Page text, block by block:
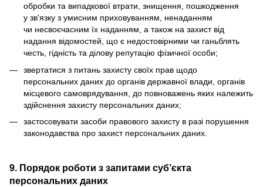
обробки та випадкової втрати, знищення, пошкодження
у зв'язку з умисним приховуванням, ненаданням
чи несвоєчасним їх наданням, а також на захист від
надання відомостей, що є недостовірними чи ганьблять
честь, гідність та ділову репутацію фізичної особи;
звертатися з питань захисту своїх прав щодо
персональних даних до органів державної влади, органів
місцевого самоврядування, до повноважень яких належить
здійснення захисту персональних даних;
застосовувати засоби правового захисту в разі порушення
законодавства про захист персональних даних.
9. Порядок роботи з запитами суб’єкта
персональних даних